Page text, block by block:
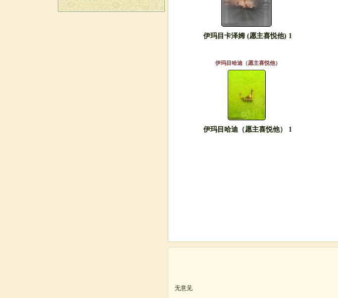
伊玛目卡泽姆 (愿主喜悦他) 1
伊玛目哈迪（愿主喜悦他）
伊玛目哈迪（愿主喜悦他） 1
无意见